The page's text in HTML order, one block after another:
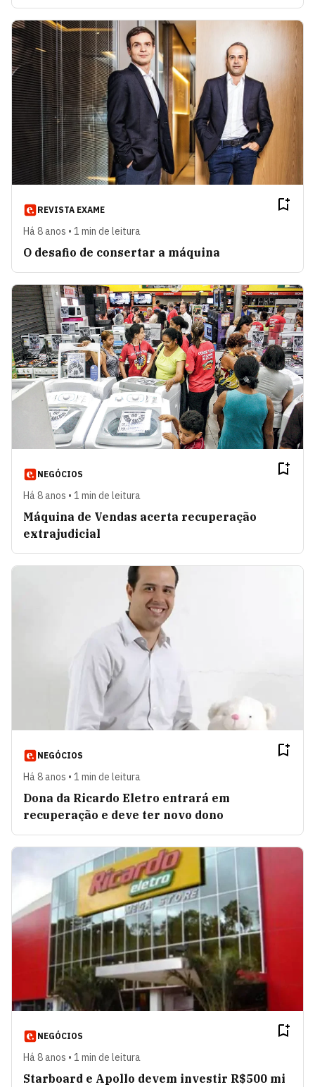
REVISTA EXAME
Há 8 anos • 1 min de leitura
O desafio de consertar a máquina
NEGÓCIOS
Há 8 anos • 1 min de leitura
Máquina de Vendas acerta recuperação
extrajudicial
NEGÓCIOS
Há 8 anos • 1 min de leitura
Dona da Ricardo Eletro entrará em
recuperação e deve ter novo dono
NEGÓCIOS
Há 8 anos • 1 min de leitura
Starboard e Apollo devem investir R$500 mi